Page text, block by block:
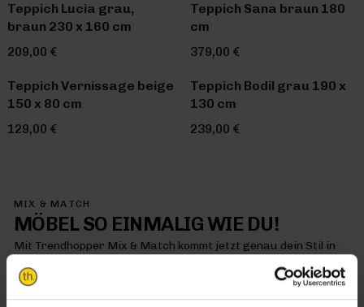
Teppich Lucia grau,
braun 230 x 160 cm
209,00 €
Teppich Sana braun 180
cm
379,00 €
Teppich Vernissage beige
150 x 80 cm
129,00 €
Teppich Bodil grau 190 x
130 cm
239,00 €
MIX & MATCH
MÖBEL SO EINMALIG WIE DU!
Mit Trendhopper Mix & Match kommt jetzt genau dein Stil in
es dir gefällt